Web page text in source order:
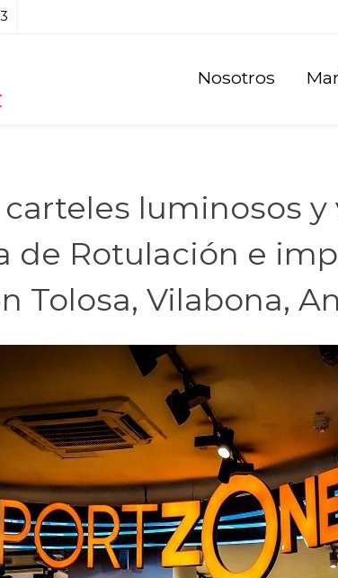
Nosotros
carteles luminosos y
de Rotulación e
Tolosa, Vilabona,